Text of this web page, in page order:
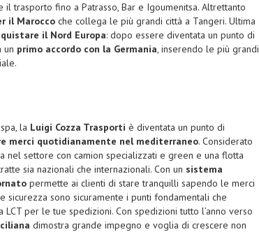
il trasporto fino a Patrasso, Bar e Igoumenitsa. Altrettanto
il Marocco che collega le più grandi città a Tangeri. Ultima
il Nord Europa: dopo essere diventata un punto di
un primo accordo con la Germania, inserendo le più grandi
la Luigi Cozza Trasporti è diventata un punto di
merci quotidianamente nel mediterraneo. Considerato
nel settore con camion specializzati e green e una flotta
sia nazionali che internazionali. Con un sistema
permette ai clienti di stare tranquilli sapendo le merci
sicurezza sono sicuramente i punti fondamentali che
per le tue spedizioni. Con spedizioni tutto l’anno verso
dimostra grande impegno e voglia di crescere non